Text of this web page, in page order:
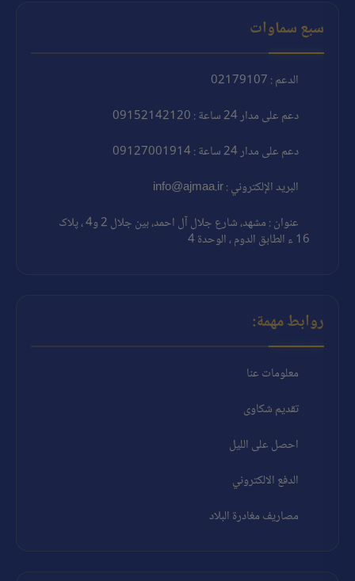
سبع سماوات
الدعم : 02179107
دعم على مدار 24 ساعة : 09152142120
دعم على مدار 24 ساعة : 09127001914
البريد الإلكتروني : info@ajmaa.ir
عنوان : مشهد، شارع جلال آل احمد، بين جلال 2 و4 ، پلاک
16 ء الطابق الدوم ، الوحدة 4
روابط مهمة:
معلومات عنا
تقديم شكاوى
احصل على الليل
الدفع الالكتروني
مصاريف مغادرة البلاد